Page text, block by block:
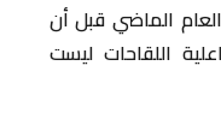
الماضي قبل أن
اللقاحات ليست